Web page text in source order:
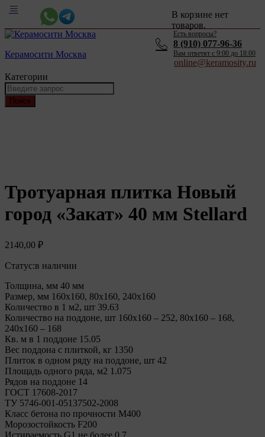
Керамосити Москва
В корзине нет
товаров.
Категории
Поиск
Есть вопросы?
8 (910) 077-96-36
Вам ответят c 9:00 до 18:00
online@keramosity.ru
Тротуарная плитка Новый
город «Закат» 40 мм Stellard
2140,00 ₽
Статус:в наличии
Толщина, мм 40 мм
Размер, мм 160х160, 80х160, 240х160
Количество в 1 м2, шт 39.63
Количество на поддоне, шт 160х160 – 252, 80х160 – 168,
240х160 – 168
Кв. м в 1 поддоне 15.05
Вес поддона с плиткой, кг 1350
Плиток в одном ряду на поддоне, шт 42
Площадь одного ряда, м2 1.075
Рядов на поддоне 14
ГОСТ 17608-2017
ТУ 5746-001-05137502-2008
Класс бетона по прочности М400
Морозостойкость F200
Истираемость G1 не более 0,7